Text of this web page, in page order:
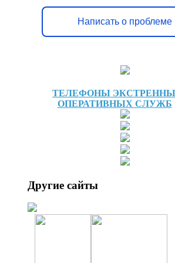
Написать о проблеме
ТЕЛЕФОНЫ
ОПЕРАТИВНЫХ СЛУЖБ
Другие сайты